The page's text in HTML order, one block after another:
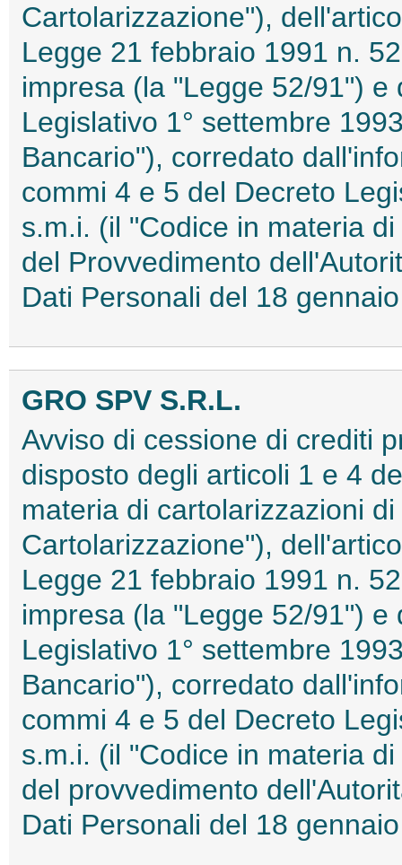
Cartolarizzazione"),
Legge 21 febbraio 1991 n.
impresa (la "Legge 52/91")
Legislativo 1° settembre
Bancario"), corredato
commi 4 e 5 del Decreto
s.m.i. (il "Codice in materia
del Provvedimento
Dati Personali del 18
GRO SPV S.R.L.
Avviso di cessione di crediti
disposto degli articoli 1 e 4
materia di cartolarizzazioni
Cartolarizzazione"),
Legge 21 febbraio 1991 n.
impresa (la "Legge 52/91")
Legislativo 1° settembre
Bancario"), corredato
commi 4 e 5 del Decreto
s.m.i. (il "Codice in materia
del provvedimento
Dati Personali del 18